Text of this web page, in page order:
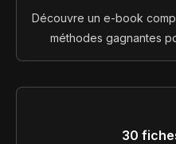
Découvre un e-book
méthodes gagnantes
30